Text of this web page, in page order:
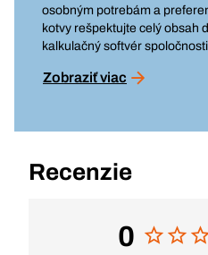
osobným potrebám a
kotvy rešpektujte celý obsah
kalkulačný softvér
Zobraziť viac
Recenzie
0